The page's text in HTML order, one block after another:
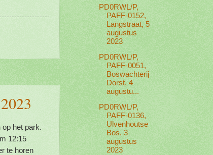
het park.
12:15
te horen
PD0RWL/P,
PAFF-0152,
Langstraat, 5
augustus
2023
PD0RWL/P,
PAFF-0051,
Boswachterij
Dorst, 4
augustu...
PD0RWL/P,
PAFF-0136,
Ulvenhoutse
Bos, 3
augustus
2023